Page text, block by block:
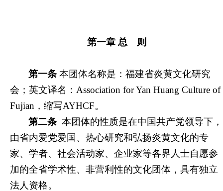
第一章 总 则
第一条 本团体名称是：福建省炎黄文化研究
会；英文译名：Association for Yan Huang Culture of
Fujian，缩写AYHCF。
第二条 本团体的性质是在中国共产党领导下，
由省内爱党爱国、热心研究和弘扬炎黄文化的专
家、学者、社会活动家、企业家等各界人士自愿参
加的全省学术性、非营利性的文化团体，具有独立
法人资格。